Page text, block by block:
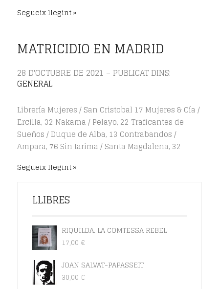
Segueix llegint
MATRICIDIO EN MADRID
28 D'OCTUBRE DE 2021 – PUBLICAT DINS:
GENERAL
Librería Mujeres / San Cristobal 17 Mujeres & Cía /
Ercilla, 32 Nakama / Pelayo, 22 Traficantes de
Sueños / Duque de Alba, 13 Contrabandos /
Ampara, 76 Sin tarima / Santa Magdalena, 32
Segueix llegint
LLIBRES
RIQUILDA. LA COMTESSA REBEL
17,00 €
JOAN SALVAT-PAPASSEIT
30,00 €